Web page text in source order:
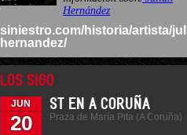
Hernández
siniestro.com/historia/artista/
hernandez/
LOS SIGO
JUN
20
ST EN A CORUÑA
Praza de María Pita (A Coruña)